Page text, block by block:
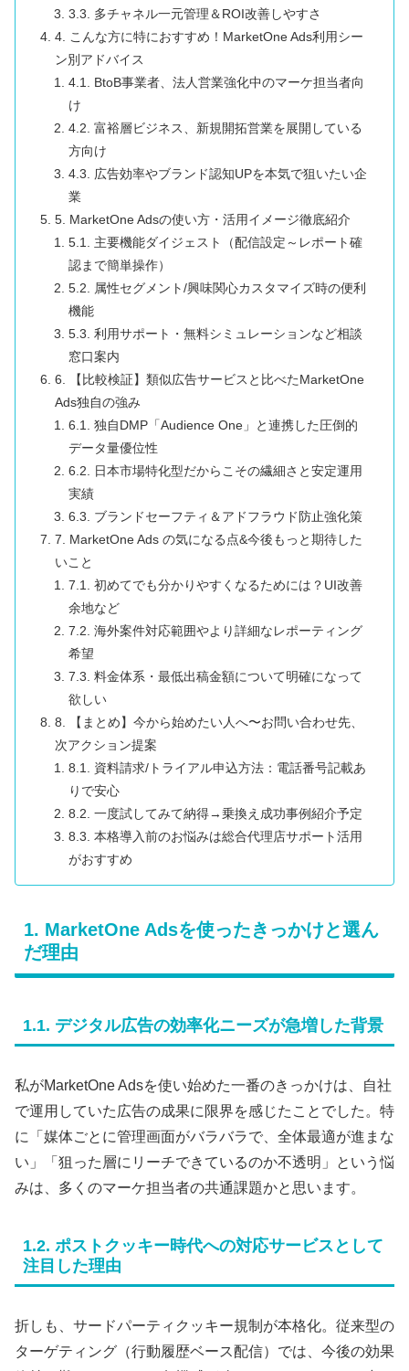
3.3. 多チャネル一元管理＆ROI改善しやすさ
4. こんな方に特におすすめ！MarketOne Ads利用シー
ン別アドバイス
4.1. BtoB事業者、法人営業強化中のマーケ担当者向
け
4.2. 富裕層ビジネス、新規開拓営業を展開している
方向け
4.3. 広告効率やブランド認知UPを本気で狙いたい企
業
5. MarketOne Adsの使い方・活用イメージ徹底紹介
5.1. 主要機能ダイジェスト（配信設定～レポート確
認まで簡単操作）
5.2. 属性セグメント/興味関心カスタマイズ時の便利
機能
5.3. 利用サポート・無料シミュレーションなど相談
窓口案内
6. 【比較検証】類似広告サービスと比べたMarketOne
Ads独自の強み
6.1. 独自DMP「Audience One」と連携した圧倒的
データ量優位性
6.2. 日本市場特化型だからこその繊細さと安定運用
実績
6.3. ブランドセーフティ＆アドフラウド防止強化策
7. MarketOne Ads の気になる点&今後もっと期待した
いこと
7.1. 初めてでも分かりやすくなるためには？UI改善
余地など
7.2. 海外案件対応範囲やより詳細なレポーティング
希望
7.3. 料金体系・最低出稿金額について明確になって
欲しい
8. 【まとめ】今から始めたい人へ〜お問い合わせ先、
次アクション提案
8.1. 資料請求/トライアル申込方法：電話番号記載あ
りで安心
8.2. 一度試してみて納得→乗換え成功事例紹介予定
8.3. 本格導入前のお悩みは総合代理店サポート活用
がおすすめ
1. MarketOne Adsを使ったきっかけと選ん
だ理由
1.1. デジタル広告の効率化ニーズが急増した背景
私がMarketOne Adsを使い始めた一番のきっかけは、自社
で運用していた広告の成果に限界を感じたことでした。特
に「媒体ごとに管理画面がバラバラで、全体最適が進まな
い」「狙った層にリーチできているのか不透明」という悩
みは、多くのマーケ担当者の共通課題かと思います。
1.2. ポストクッキー時代への対応サービスとして
注目した理由
折しも、サードパーティクッキー規制が本格化。従来型の
ターゲティング（行動履歴ベース配信）では、今後の効果